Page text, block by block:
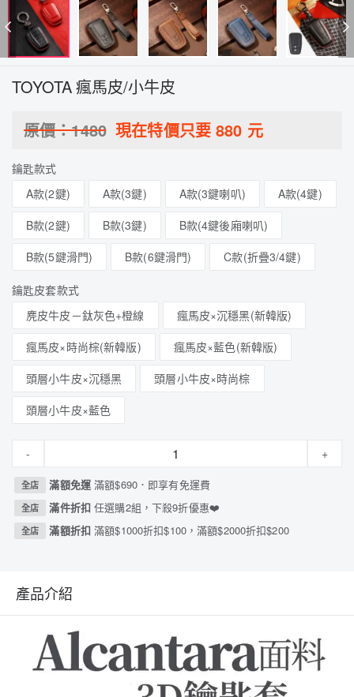
TOYOTA 瘋馬皮/小牛皮
原價：1480 現在特價只要880 元
鑰匙款式
A款(2鍵)
A款(3鍵) A款(3鍵喇叭)
A款(4鍵)
B款(2鍵)
B款(3鍵)
B款(4鍵後廂喇叭)
B款(5鍵滑門)
B款(6鍵滑門) C款(折疊3/4鍵)
鑰匙皮套款式
麂皮牛皮－鈦灰色+橙線
瘋馬皮×沉穩黑(新韓版)
瘋馬皮×時尚棕(新韓版)
瘋馬皮×藍色(新韓版)
頭層小牛皮×沉穩黑
頭層小牛皮×時尚棕
頭層小牛皮×藍色
- +
全店 滿額免運滿額$690．即享有免運費
全店 滿件折扣任選購2組，下殺9折優惠❤️
全店 滿額折扣滿額$1000折扣$100，滿額$2000折扣$200
產品介紹